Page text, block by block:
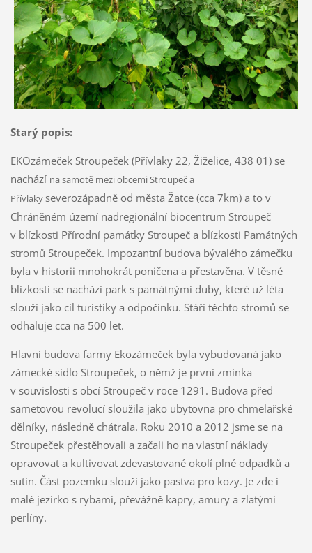
Starý popis:
EKOzámeček Stroupeček (Přívlaky 22, Žiželice, 438 01) se
nachází na samotě mezi obcemi Stroupeč a
Přívlaky severozápadně od města Žatce (cca 7km) a to v
Chráněném území nadregionální biocentrum Stroupeč
v blízkosti Přírodní památky Stroupeč a blízkosti Památných
stromů Stroupeček. Impozantní budova bývalého zámečku
byla v historii mnohokrát poničena a přestavěna. V těsné
blízkosti se nachází park s památnými duby, které už léta
slouží jako cíl turistiky a odpočinku. Stáří těchto stromů se
odhaluje cca na 500 let.
Hlavní budova farmy Ekozámeček byla vybudovaná jako
zámecké sídlo Stroupeček, o němž je první zmínka
v souvislosti s obcí Stroupeč v roce 1291. Budova před
sametovou revolucí sloužila jako ubytovna pro chmelařské
dělníky, následně chátrala. Roku 2010 a 2012 jsme se na
Stroupeček přestěhovali a začali ho na vlastní náklady
opravovat a kultivovat zdevastované okolí plné odpadků a
sutin. Část pozemku slouží jako pastva pro kozy. Je zde i
malé jezírko s rybami, převážně kapry, amury a zlatými
perlíny.